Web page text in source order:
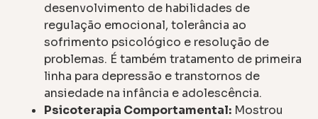
desenvolvimento de habilidades de
regulação emocional, tolerância ao
sofrimento psicológico e resolução de
problemas. É também tratamento de primeira
linha para depressão e transtornos de
ansiedade na infância e adolescência.
Psicoterapia Comportamental: Mostrou